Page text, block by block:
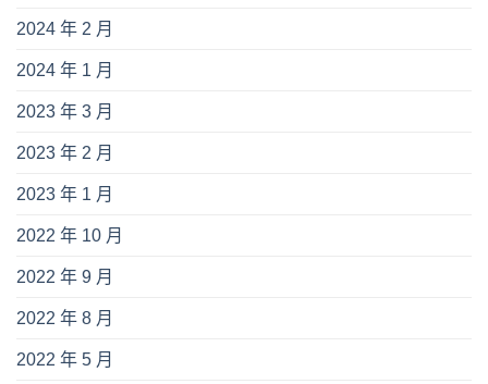
2024 年 2 月
2024 年 1 月
2023 年 3 月
2023 年 2 月
2023 年 1 月
2022 年 10 月
2022 年 9 月
2022 年 8 月
2022 年 5 月